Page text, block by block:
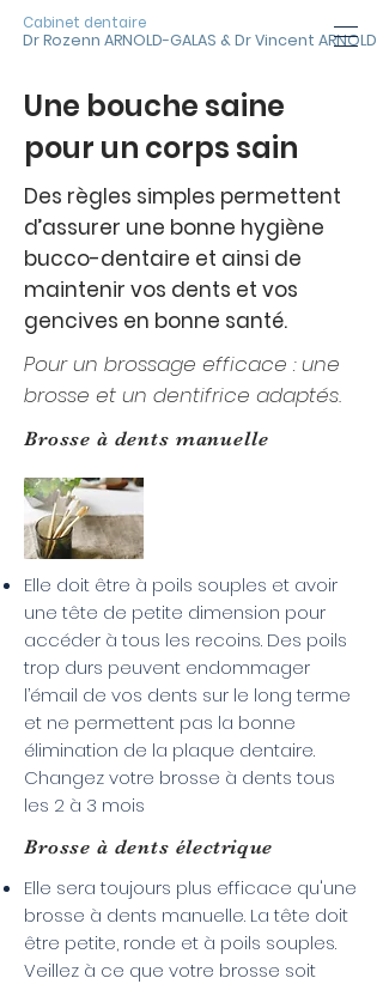
Dr Rozenn ARNOLD-GALAS & Dr Vincent ARNOLD
Cabinet dentaire
Une bouche saine
pour un corps sain
Des règles simples permettent
d’assurer une bonne hygiène
bucco-dentaire et ainsi de
maintenir vos dents et vos
gencives en bonne santé.
Pour un brossage efficace : une
brosse et un dentifrice adaptés.
Brosse à dents manuelle
Elle doit être à poils souples et avoir
une tête de petite dimension pour
accéder à tous les recoins. Des poils
trop durs peuvent endommager
l’émail de vos dents sur le long terme
et ne permettent pas la bonne
élimination de la plaque dentaire.
Changez votre brosse à dents tous
les 2 à 3 mois​
Brosse à dents électrique
Elle sera toujours plus efficace qu'une
brosse à dents manuelle. La tête doit
être petite, ronde et à poils souples.
Veillez à ce que votre brosse soit